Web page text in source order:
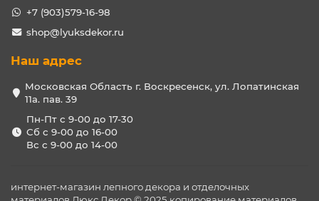
+7 (903)579-16-98
shop@lyuksdekor.ru
Наш адрес
Московская Область г. Воскресенск, ул. Лопатинская
11а. пав. 39
Пн-Пт с 9-00 до 17-30
Сб с 9-00 до 16-00
Вс с 9-00 до 14-00
интернет-магазин лепного декора и отделочных